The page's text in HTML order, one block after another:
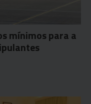
mínimos para a